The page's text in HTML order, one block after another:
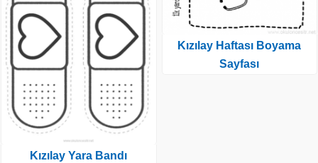
Kızılay Yara Bandı
Kızılay Haftası Boyama
Sayfası